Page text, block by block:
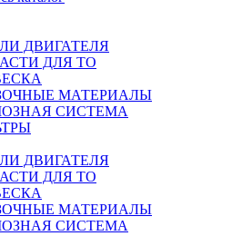
ДВИГАТЕЛЯ
ДЛЯ ТО
МАТЕРИАЛЫ
СИСТЕМА
ДВИГАТЕЛЯ
ДЛЯ ТО
МАТЕРИАЛЫ
СИСТЕМА